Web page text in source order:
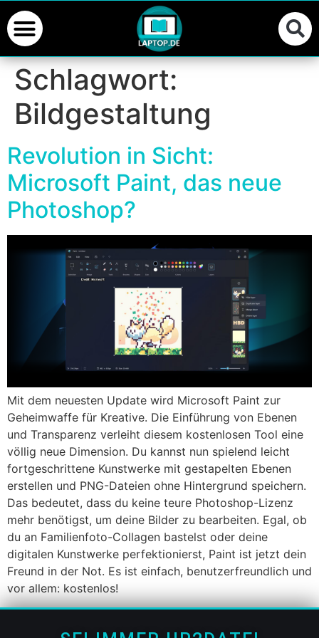
Schlagwort:
Bildgestaltung
Revolution in Sicht:
Microsoft Paint, das neue
Photoshop?
Mit dem neuesten Update wird Microsoft Paint zur
Geheimwaffe für Kreative. Die Einführung von Ebenen
und Transparenz verleiht diesem kostenlosen Tool eine
völlig neue Dimension. Du kannst nun spielend leicht
fortgeschrittene Kunstwerke mit gestapelten Ebenen
erstellen und PNG-Dateien ohne Hintergrund speichern.
Das bedeutet, dass du keine teure Photoshop-Lizenz
mehr benötigst, um deine Bilder zu bearbeiten. Egal, ob
du an Familienfoto-Collagen bastelst oder deine
digitalen Kunstwerke perfektionierst, Paint ist jetzt dein
Freund in der Not. Es ist einfach, benutzerfreundlich und
vor allem: kostenlos!